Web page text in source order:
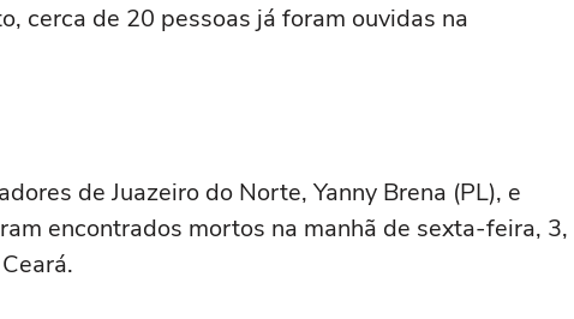
cerca de 20 pessoas já foram ouvidas na
de Juazeiro do Norte, Yanny Brena (PL), e
encontrados mortos na manhã de sexta-feira, 3,